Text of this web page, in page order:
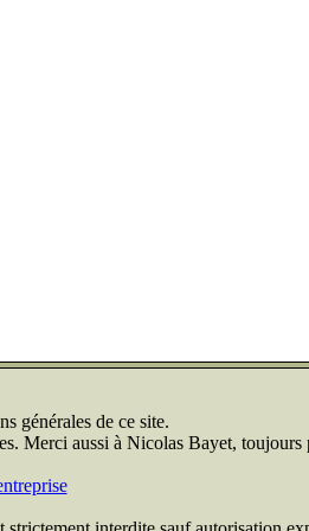
générales de ce site.
Merci aussi à Nicolas Bayet, toujours